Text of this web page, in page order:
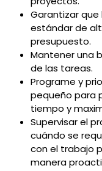
Garantizar
estándar de
presupuesto.
Mantener una
de las tareas.
Programe y
pequeño para
tiempo y
Supervisar el
cuándo se
con el trabajo
manera